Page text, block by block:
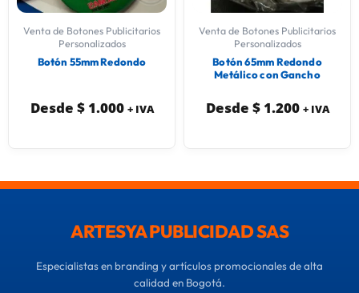
Venta de Botones Publicitarios
Personalizados
Botón 55mm Redondo
Desde $1.000 + IVA
Venta de Botones Publicitarios
Personalizados
Botón 65mm Redondo
Metálico con Gancho
Desde $1.200 + IVA
ARTESYA PUBLICIDAD SAS
Especialistas en branding y artículos promocionales de alta
calidad en Bogotá.